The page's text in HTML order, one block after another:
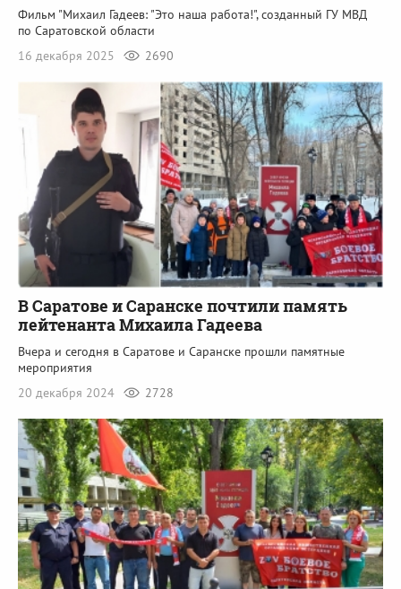
Фильм "Михаил Гадеев: "Это наша работа!", созданный ГУ МВД
по Саратовской области
16 декабря 2025
2690
В Саратове и Саранске почтили память
лейтенанта Михаила Гадеева
Вчера и сегодня в Саратове и Саранске прошли памятные
мероприятия
20 декабря 2024
2728